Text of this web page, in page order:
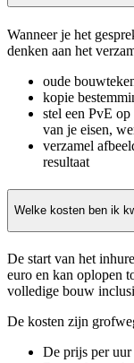
Wanneer je het
denken aan het
oude
kopie
stel een PvE
van je eisen,
verzamel
resultaat
Welke kosten ben ik
De start van het
euro en kan oplopen
volledige bouw
De kosten zijn
De prijs per